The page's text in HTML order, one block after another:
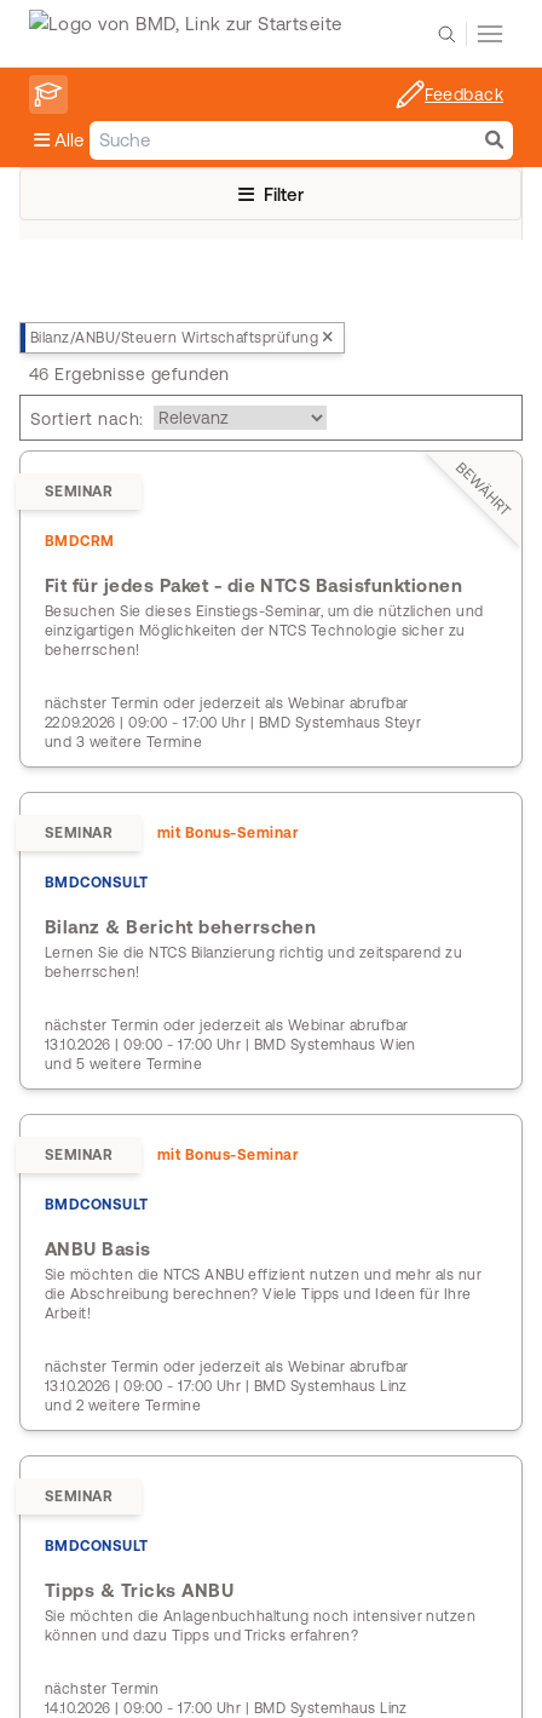
Alle
Feedback
Filter
Bilanz/ANBU/Steuern Wirtschaftsprüfung
46 Ergebnisse gefunden
Sortiert nach:
BEWÄHRT
SEMINAR
BMDCRM
Fit für jedes Paket - die NTCS Basisfunktionen
Besuchen Sie dieses Einstiegs-Seminar, um die nützlichen und
einzigartigen Möglichkeiten der NTCS Technologie sicher zu
beherrschen!
nächster Termin oder jederzeit als Webinar abrufbar
22.09.2026 | 09:00 - 17:00 Uhr | BMD Systemhaus Steyr
und 3 weitere Termine
SEMINAR mit Bonus-Seminar
BMDCONSULT
Bilanz & Bericht beherrschen
Lernen Sie die NTCS Bilanzierung richtig und zeitsparend zu
beherrschen!
nächster Termin oder jederzeit als Webinar abrufbar
13.10.2026 | 09:00 - 17:00 Uhr | BMD Systemhaus Wien
und 5 weitere Termine
SEMINAR mit Bonus-Seminar
BMDCONSULT
ANBU Basis
Sie möchten die NTCS ANBU effizient nutzen und mehr als nur
die Abschreibung berechnen? Viele Tipps und Ideen für Ihre
Arbeit!
nächster Termin oder jederzeit als Webinar abrufbar
13.10.2026 | 09:00 - 17:00 Uhr | BMD Systemhaus Linz
und 2 weitere Termine
SEMINAR
BMDCONSULT
Tipps & Tricks ANBU
Sie möchten die Anlagenbuchhaltung noch intensiver nutzen
können und dazu Tipps und Tricks erfahren?
nächster Termin
14.10.2026 | 09:00 - 17:00 Uhr | BMD Systemhaus Linz